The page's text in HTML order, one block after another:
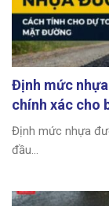
Định mức
chính xác cho
Định mức nhựa
đầu...